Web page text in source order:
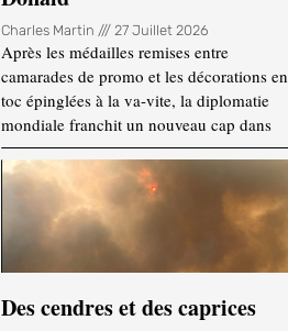
Charles Martin 27 Juillet 2026
Après les médailles remises entre
camarades de promo et les décorations en
toc épinglées à la va-vite, la diplomatie
mondiale franchit un nouveau cap dans
Des cendres et des caprices